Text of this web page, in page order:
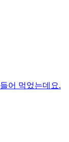
어 먹었는데요.